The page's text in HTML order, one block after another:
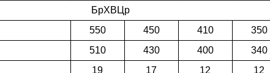
БрХВЦр
550 450 410 350
510 430 400 340
19 17 12 12